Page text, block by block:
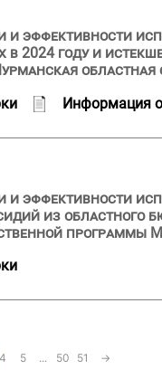
и эффективности
в 2024 году и
Информация о
и эффективности
из
программы
4 5 ... 50 51 →